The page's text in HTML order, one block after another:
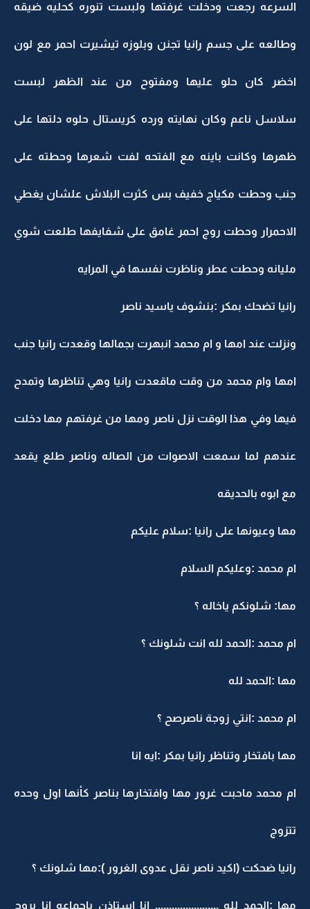
السرعه رجعت ودخلت غرفتها ولبست تنوره كحليه ضيقه
وطالعه على جسم رانيا تجنن وبلوزه تيشيرت احمر مع لون
اخضر كان حلو عليها ومفتوح من عند الظهر لبست
سلاسل ناعم وكان نهايته ورده كريستال حلوه دلتها على
ظهرها وكانت باينه مع الفتحه لفت شعرها وحطته على
جنب وحطت مكياج خفيف بس كثرت البلاش علشان يغطي
الاحمرار وحطت روج احمر غامق على شفايفها طلعت شوي
مليانه وحطت عطر وناظرت نفسها في المرايه
رانيا تضحك بمكر :بنشوف ياسيد ناصر
ونزلت عند امها و ام محمد انبهرت بجمالها وقعدت رانيا جنب
امها وام محمد من وقت ماقعدت رانيا وهي تناظرها وتمدح
فيها وفي هذا الوقت نزل ناصر ومها من غرفتهم مها دخلت
عندهم لما سمعت الاصوات من الصاله وناصر طلع يقعد
مع ابوه بالحديقه
مها وعيونها على رانيا :سلام عليكم
ام محمد :وعليكم السلام
مها: شلونكم ياخاله ؟
ام محمد :الحمد لله انت شلونك ؟
مها :الحمد لله
ام محمد :انتي زوجة ناصرصح ؟
مها بافتخار وتناظر رانيا بمكر :ايه انا
ام محمد ماحبت غرور مها وافتخارها بناصر كأنها اول وحده
تتزوج
رانيا ضحكت (اكيد ناصر نقل عدوى الغرور ):مها شلونك ؟
مها :الحمد لله ....................... انا استاذن ياجماعه انا بروح